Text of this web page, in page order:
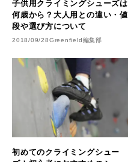
子供用クライミングシューズは
何歳から？大人用との違い・値
段や選び方について
2018/09/28Greenfield編集部
初めてのクライミングシュー